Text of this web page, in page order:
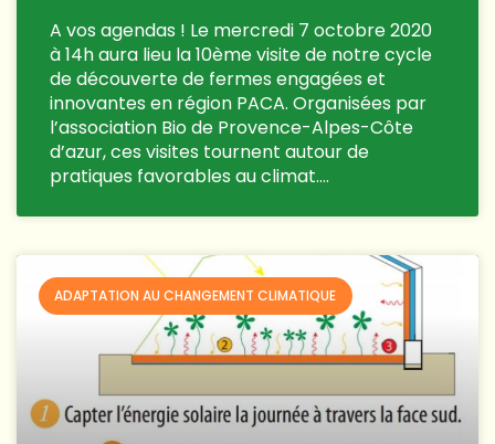
A vos agendas ! Le mercredi 7 octobre 2020
à 14h aura lieu la 10ème visite de notre cycle
de découverte de fermes engagées et
innovantes en région PACA. Organisées par
l’association Bio de Provence-Alpes-Côte
d’azur, ces visites tournent autour de
pratiques favorables au climat….
ADAPTATION AU CHANGEMENT CLIMATIQUE